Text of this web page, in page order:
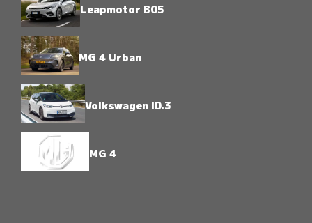
Leapmotor B05
MG 4 Urban
Volkswagen ID.3
MG 4